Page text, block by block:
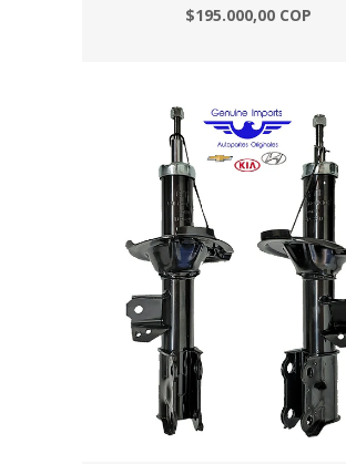
$195.000,00 COP